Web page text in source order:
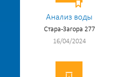
Анализ воды
Стара-Загора 277
16/04/2024